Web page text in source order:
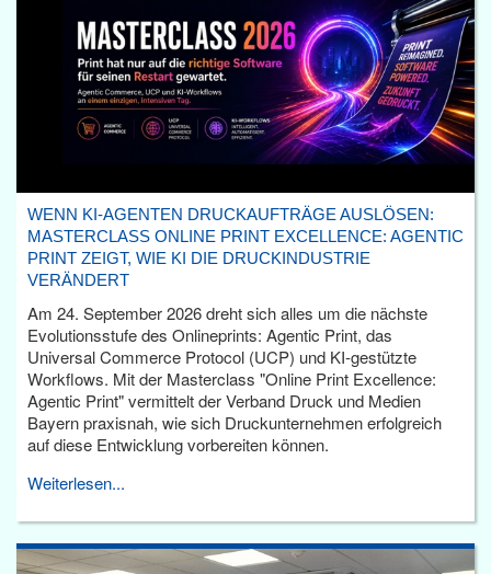
WENN KI-AGENTEN DRUCKAUFTRÄGE AUSLÖSEN:
MASTERCLASS ONLINE PRINT EXCELLENCE: AGENTIC
PRINT ZEIGT, WIE KI DIE DRUCKINDUSTRIE
VERÄNDERT
Am 24. September 2026 dreht sich alles um die nächste
Evolutionsstufe des Onlineprints: Agentic Print, das
Universal Commerce Protocol (UCP) und KI-gestützte
Workflows. Mit der Masterclass "Online Print Excellence:
Agentic Print" vermittelt der Verband Druck und Medien
Bayern praxisnah, wie sich Druckunternehmen erfolgreich
auf diese Entwicklung vorbereiten können.
Weiterlesen...